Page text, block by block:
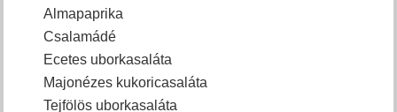
Almapaprika
Csalamádé
Ecetes uborkasaláta
Majonézes kukoricasaláta
Tejfölös uborkasaláta